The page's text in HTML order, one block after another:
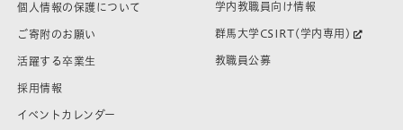
個人情報の保護について
ご寄附のお願い
活躍する卒業生
採用情報
イベントカレンダー
学内教職員向け情報
群馬大学CSIRT(学内専用)
教職員公募